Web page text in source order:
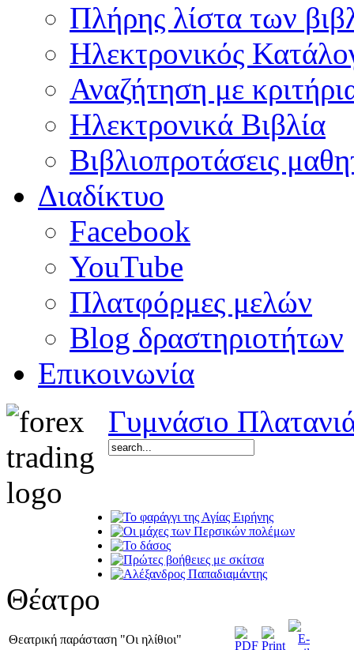
Πλήρης λίστα των
Ηλεκτρονικός
Αναζήτηση με
Ηλεκτρονικά Βιβλία
Βιβλιοπροτάσεις
Διαδίκτυο
Facebook
YouTube
Πλατφόρμες μελών
Blog δραστηριοτήτων
Επικοινωνία
Γυμνάσιο
Θέατρο
Θεατρική παράσταση "Οι ηλίθιοι"